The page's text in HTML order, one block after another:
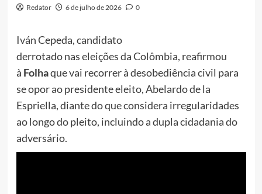
Redator 6 de julho de 2026 0
Iván Cepeda, candidato
derrotado nas eleições da Colômbia, reafirmou
à Folhaque vai recorrer à desobediência civil para
se opor ao presidente eleito, Abelardo de la
Espriella, diante do que considera irregularidades
ao longo do pleito, incluindo a dupla cidadania do
adversário.